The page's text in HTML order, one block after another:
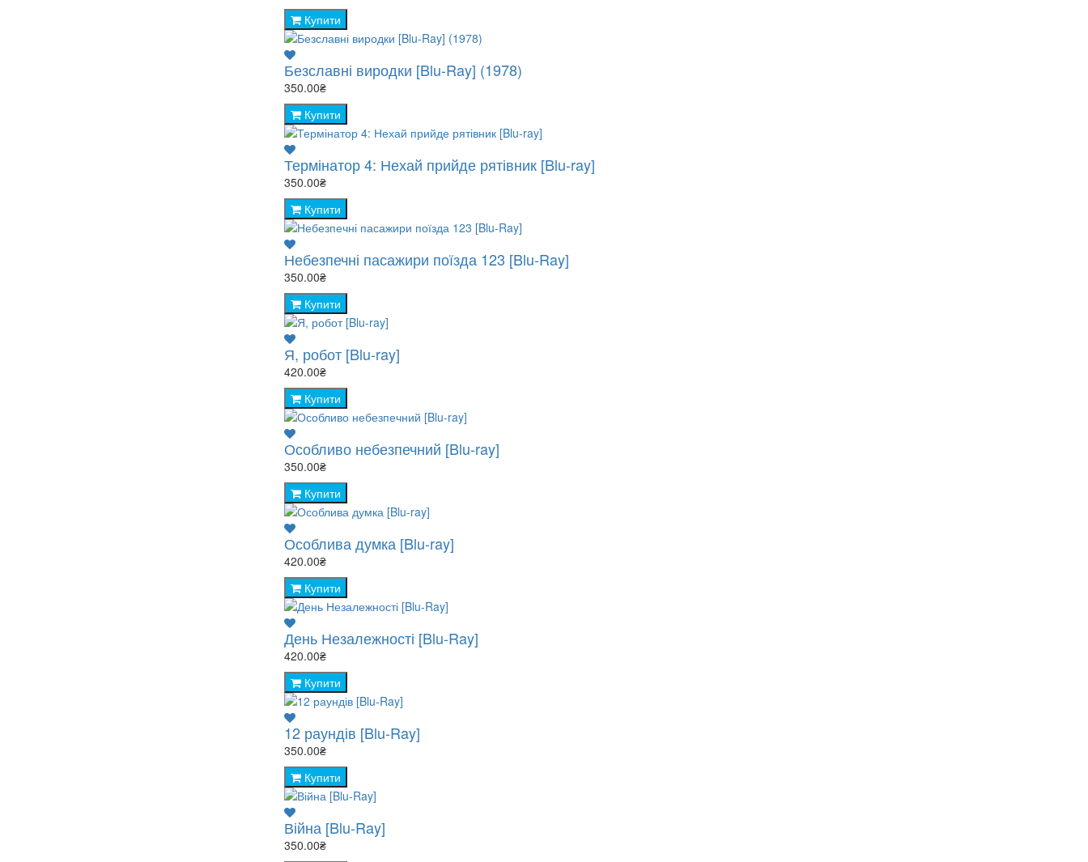
Купити
Безславні виродки [Blu-Ray] (1978)
350.00₴
Купити
Термінатор 4: Нехай прийде рятівник [Blu-ray]
350.00₴
Купити
Небезпечні пасажири поїзда 123 [Blu-Ray]
350.00₴
Купити
Я, робот [Blu-ray]
420.00₴
Купити
Особливо небезпечний [Blu-ray]
350.00₴
Купити
Особлива думка [Blu-ray]
420.00₴
Купити
День Незалежності [Blu-Ray]
420.00₴
Купити
12 раундів [Blu-Ray]
350.00₴
Купити
Війна [Blu-Ray]
350.00₴